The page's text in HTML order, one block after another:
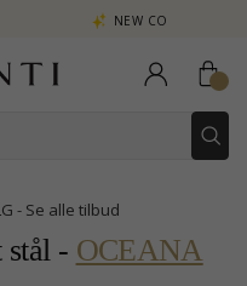
NEW COLLECTION | AURA
- Se alle tilbud
stål - OCEANA